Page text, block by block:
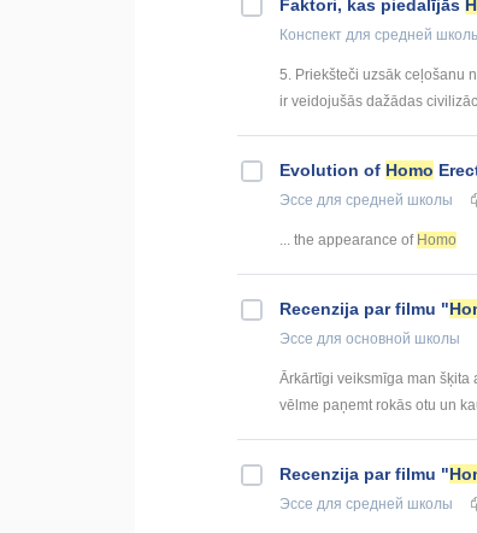
Faktori, kas piedalījās
Конспект для средней
5. Priekšteči uzsāk ceļošanu
ir veidojušās dažādas
Evolution of Homo
Эссе для средней школы
... the appearance of Homo
Recenzija par filmu "
Эссе для основной школы
Ārkārtīgi veiksmīga man
vēlme paņemt rokās otu un
Recenzija par filmu "
Эссе для средней школы